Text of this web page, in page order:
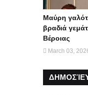
Μαύρη
βραδιά
Βέροιας
March 03,